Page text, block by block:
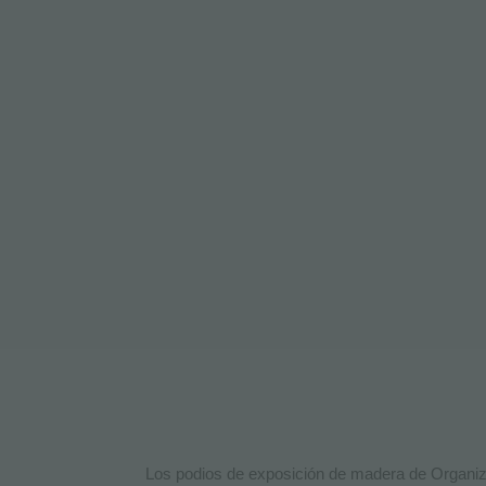
Los podios de exposición de madera de